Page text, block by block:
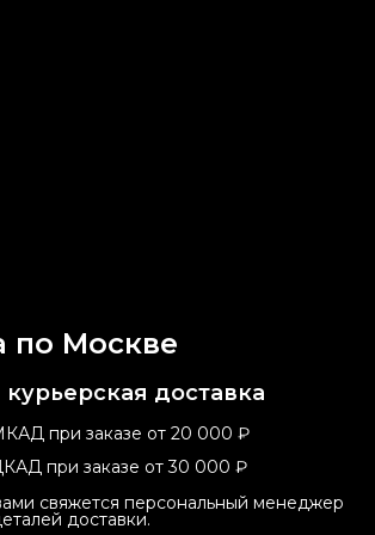
по Москве
доставка
при заказе от 20 000 ₽
при заказе от 30 000 ₽
свяжется персональный менеджер
доставки.